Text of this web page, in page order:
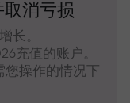
消亏损
长。
充值的账户。
您操作的情况下